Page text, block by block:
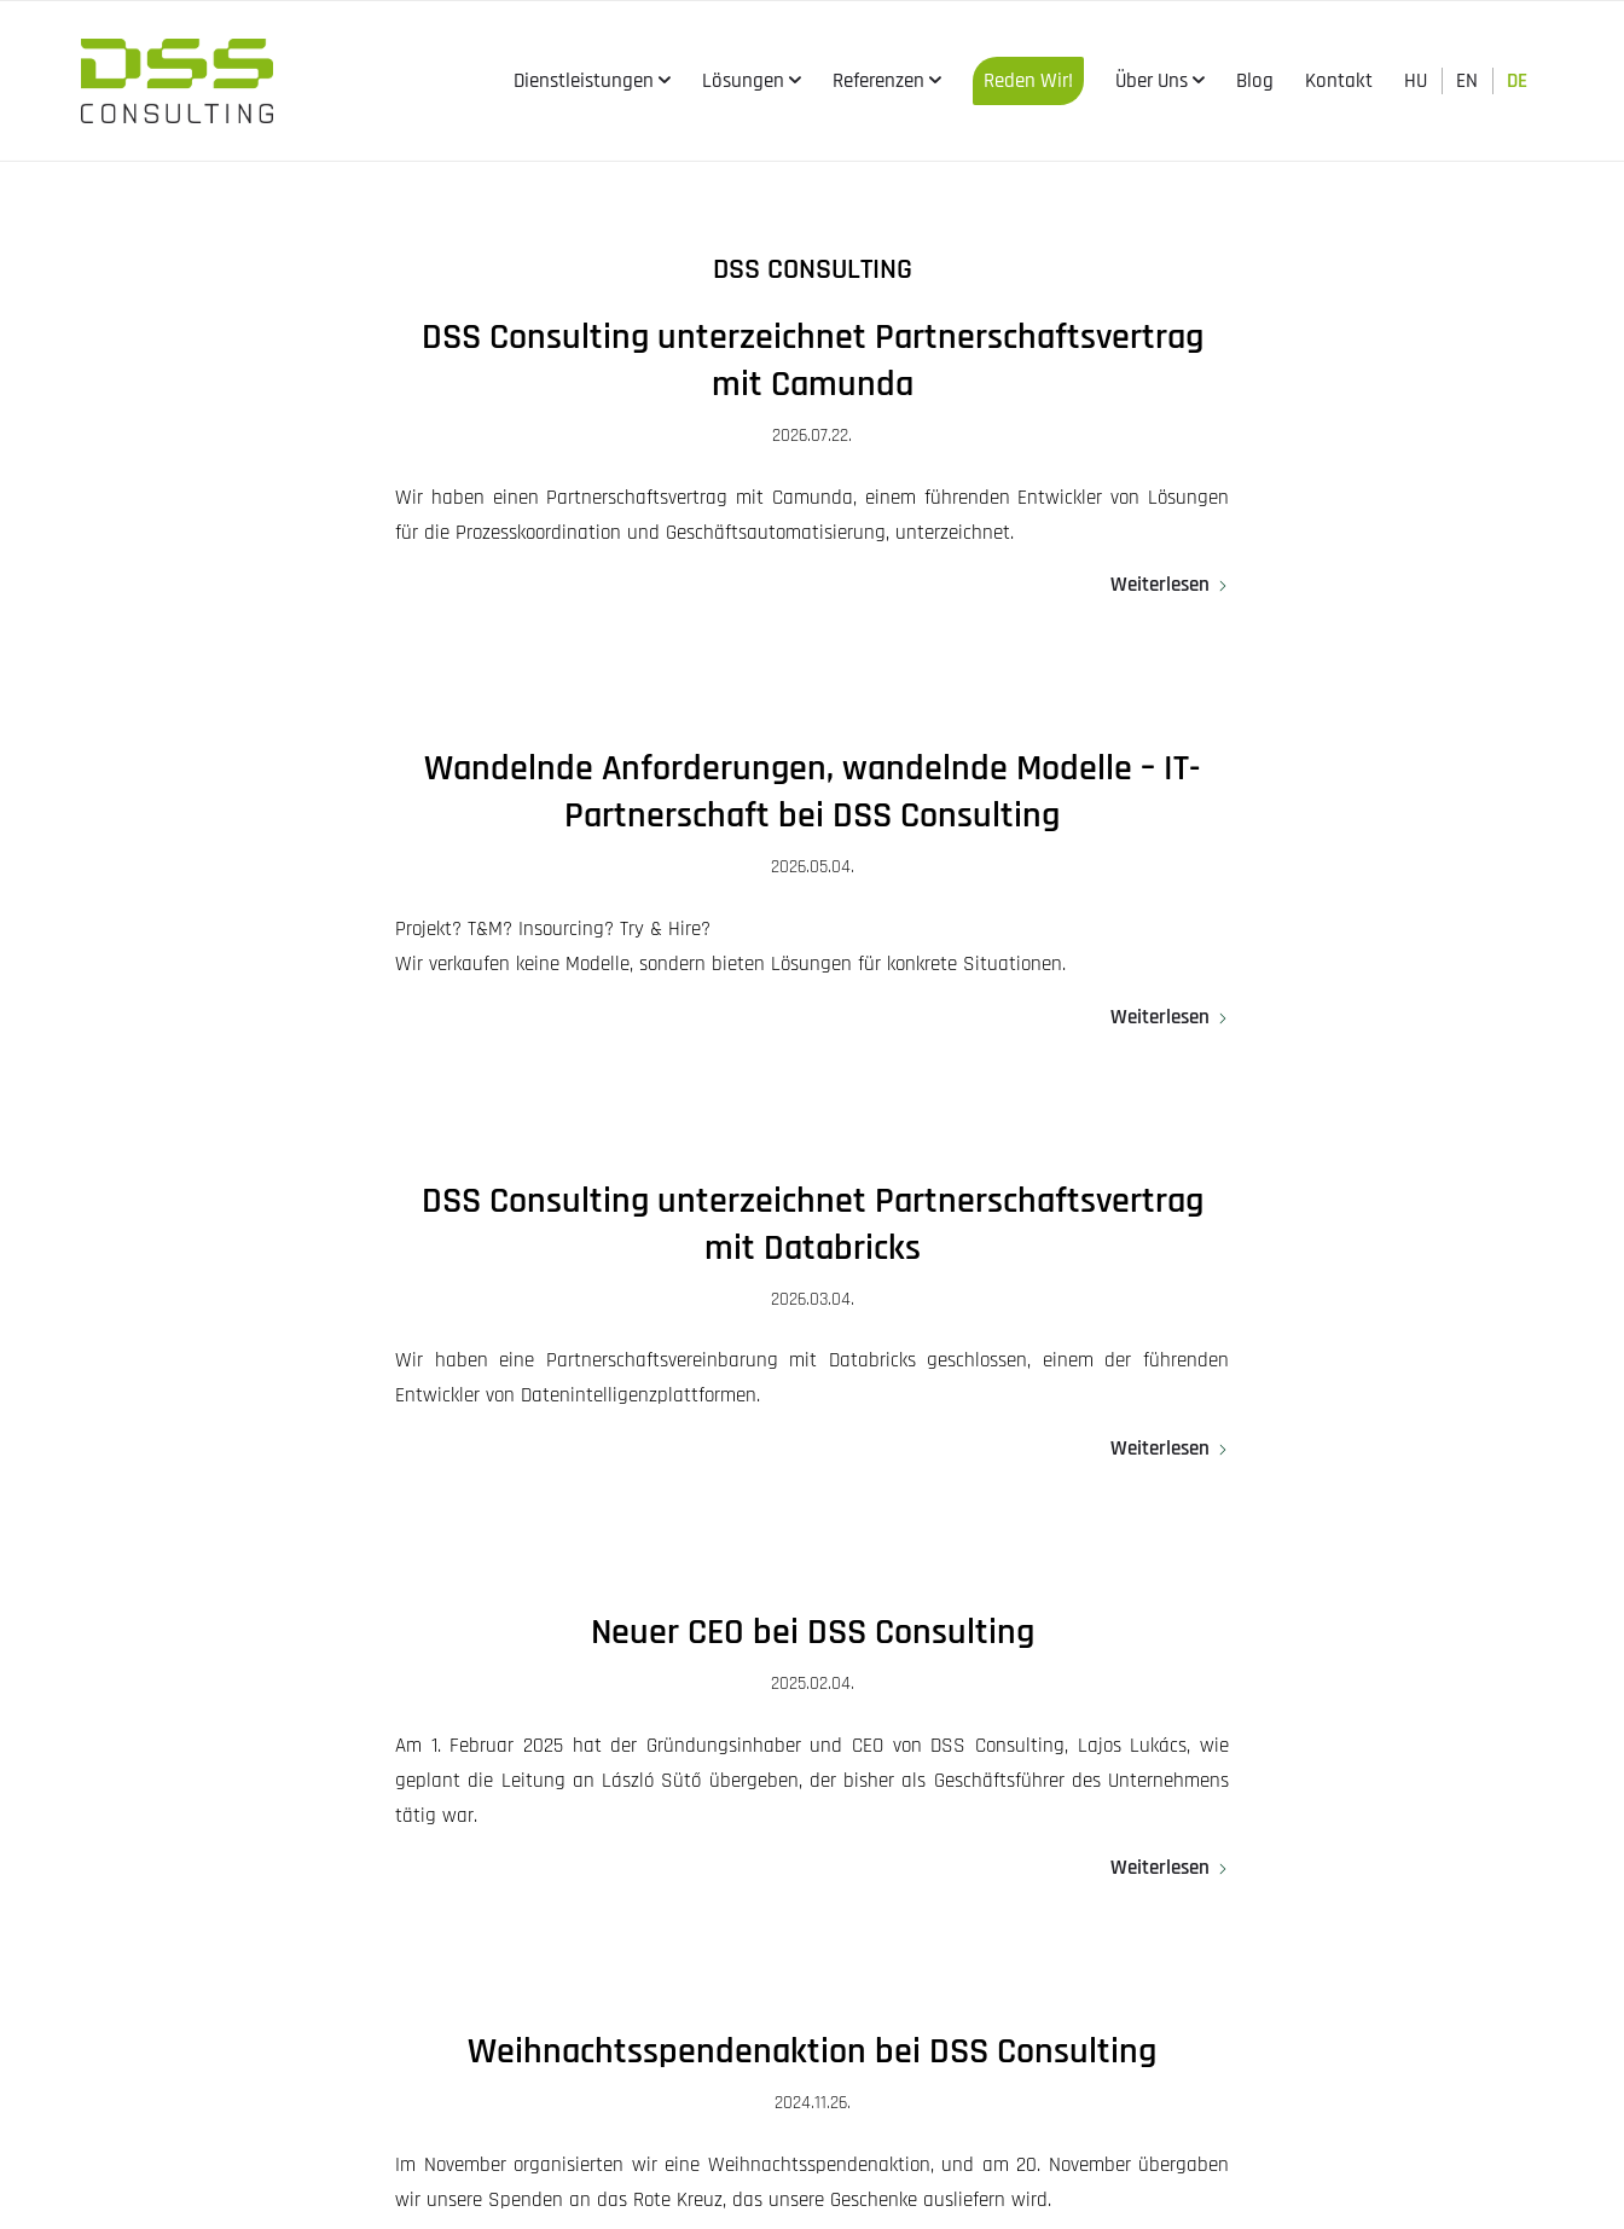
Dienstleistungen  Lösungen  Referenzen  Reden Wir! Über Uns  Blog Kontakt HU EN DE
DSS CONSULTING
DSS Consulting unterzeichnet Partnerschaftsvertrag
mit Camunda
2026.07.22.
Wir haben einen Partnerschaftsvertrag mit Camunda, einem führenden Entwickler von Lösungen
für die Prozesskoordination und Geschäftsautomatisierung, unterzeichnet.
Weiterlesen
Wandelnde Anforderungen, wandelnde Modelle – IT-
Partnerschaft bei DSS Consulting
2026.05.04.
Projekt? T&M? Insourcing? Try & Hire?
Wir verkaufen keine Modelle, sondern bieten Lösungen für konkrete Situationen.
Weiterlesen
DSS Consulting unterzeichnet Partnerschaftsvertrag
mit Databricks
2026.03.04.
Wir haben eine Partnerschaftsvereinbarung mit Databricks geschlossen, einem der führenden
Entwickler von Datenintelligenzplattformen.
Weiterlesen
Neuer CEO bei DSS Consulting
2025.02.04.
Am 1. Februar 2025 hat der Gründungsinhaber und CEO von DSS Consulting, Lajos Lukács, wie
geplant die Leitung an László Sütő übergeben, der bisher als Geschäftsführer des Unternehmens
tätig war.
Weiterlesen
Weihnachtsspendenaktion bei DSS Consulting
2024.11.26.
Im November organisierten wir eine Weihnachtsspendenaktion, und am 20. November übergaben
wir unsere Spenden an das Rote Kreuz, das unsere Geschenke ausliefern wird.